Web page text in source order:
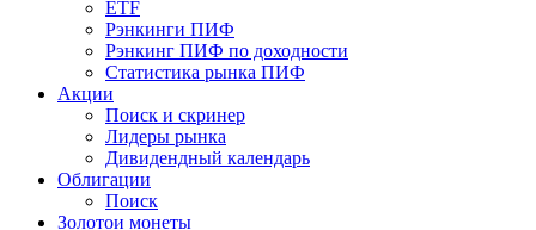
ETF
Рэнкинги ПИФ
Рэнкинг ПИФ по доходности
Статистика рынка ПИФ
Акции
Поиск и скринер
Лидеры рынка
Дивидендный календарь
Облигации
Поиск
Золотои монеты